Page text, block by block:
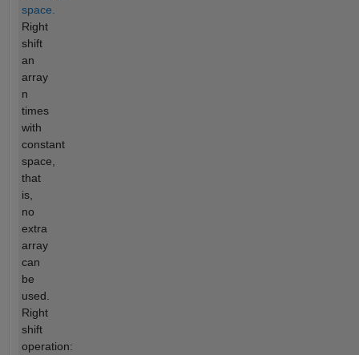
space.
Right
shift
an
array
n
times
with
constant
space,
that
is,
no
extra
array
can
be
used.
Right
shift
operation: